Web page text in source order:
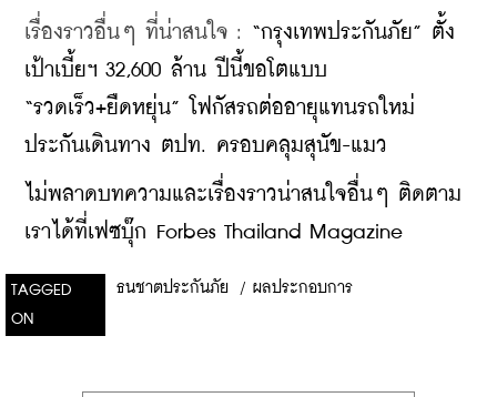
เรื่องราวอื่นๆ ที่น่าสนใจ : “กรุงเทพประกันภัย” ตั้ง
เป้าเบี้ยฯ 32,600 ล้าน ปีนี้ขอโตแบบ
“รวดเร็ว+ยืดหยุ่น” โฟกัสรถต่ออายุแทนรถใหม่
ประกันเดินทาง ตปท. ครอบคลุมสุนัข-แมว
ไม่พลาดบทความและเรื่องราวน่าสนใจอื่นๆ ติดตาม
เราได้ที่เฟซบุ๊ก Forbes Thailand Magazine
TAGGED
ON
ธนชาตประกันภัย / ผลประกอบการ